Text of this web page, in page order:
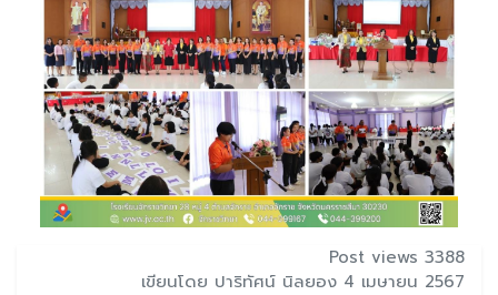
Post views 3388
เขียนโดย ปาริทัศน์ นิลยอง 4 เมษายน 2567